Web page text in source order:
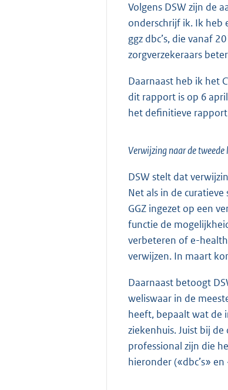
Volgens DSW zijn de
onderschrijf ik. Ik heb
ggz dbc’s, die vanaf
zorgverzekeraars
Daarnaast heb ik het
dit rapport is op 6
het definitieve
Verwijzing naar de tweede
DSW stelt dat
Net als in de
GGZ ingezet op een
functie de
verbeteren of e-
verwijzen. In maart
Daarnaast betoogt
weliswaar in de
heeft, bepaalt wat de
ziekenhuis. Juist bij
professional zijn die
hieronder («dbc’s»